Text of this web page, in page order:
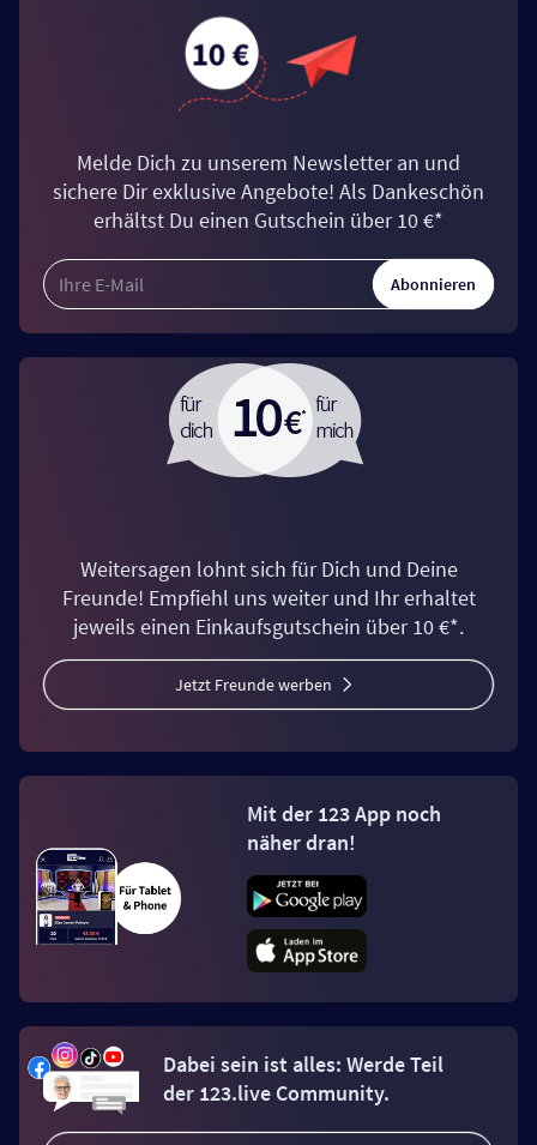
Melde Dich zu unserem Newsletter an und
sichere Dir exklusive Angebote! Als Dankeschön
erhältst Du einen Gutschein über 10 €*
Abonnieren
Weitersagen lohnt sich für Dich und Deine
Freunde! Empfiehl uns weiter und Ihr erhaltet
jeweils einen Einkaufsgutschein über 10 €*.
Jetzt Freunde werben
Mit der 123 App noch
näher dran!
Dabei sein ist alles: Werde Teil
der 123.live Community.